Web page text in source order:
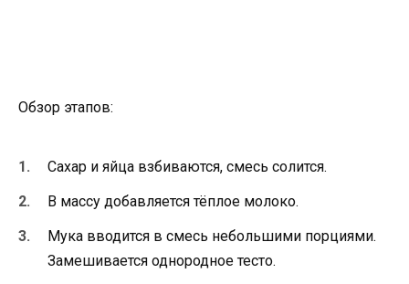
Обзор этапов:
Сахар и яйца взбиваются, смесь солится.
В массу добавляется тёплое молоко.
Мука вводится в смесь небольшими порциями.
Замешивается однородное тесто.